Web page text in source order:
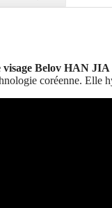
visage Belov HAN
coréenne. Elle